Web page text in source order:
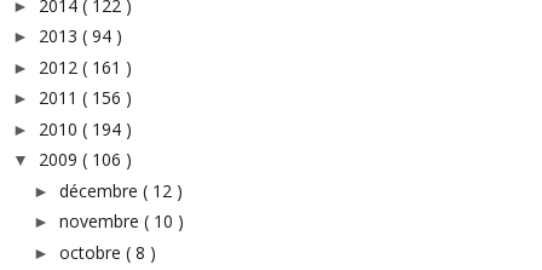
► 2014 ( 122 )
► 2013 ( 94 )
► 2012 ( 161 )
► 2011 ( 156 )
► 2010 ( 194 )
▼ 2009 ( 106 )
► décembre ( 12 )
► novembre ( 10 )
► octobre ( 8 )